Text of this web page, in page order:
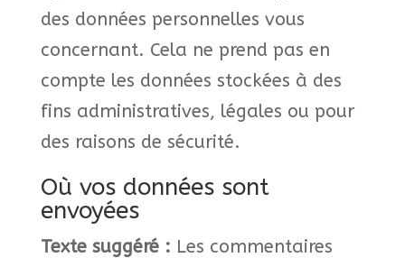
des données personnelles vous
concernant. Cela ne prend pas en
compte les données stockées à des
fins administratives, légales ou pour
des raisons de sécurité.
Où vos données sont
envoyées
Texte suggéré : Les commentaires